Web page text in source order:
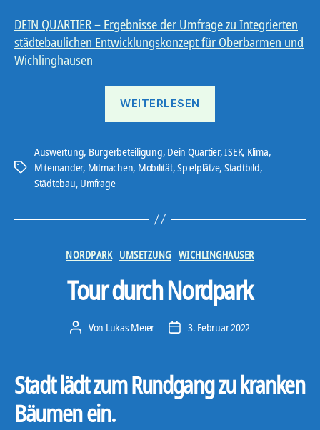
DEIN QUARTIER – Ergebnisse der Umfrage zu Integrierten
städtebaulichen Entwicklungskonzept für Oberbarmen und
Wichlinghausen
WEITERLESEN
ausgewertet“
Schlagwörter
Auswertung, Bürgerbeteiligung, Dein Quartier,ISEK, Klima,
Miteinander, Mitmachen, Mobilität,Spielplätze, Stadtbild,
Städtebau, Umfrage
Kategorien
NORDPARK UMSETZUNG WICHLINGHAUSER
Tour durch Nordpark
Beitragsautor
Von Lukas Meier Veröffentlichungsdatum
3. Februar 2022
Stadt lädt zum Rundgang zu kranken
Bäumen ein.